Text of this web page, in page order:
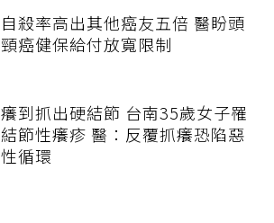
自殺率高出其他癌友五倍 醫盼頭
頸癌健保給付放寬限制
癢到抓出硬結節 台南35歲女子罹
結節性癢疹 醫：反覆抓癢恐陷惡
性循環